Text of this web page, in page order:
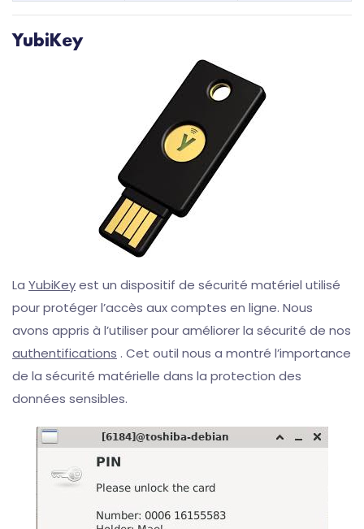
YubiKey
La YubiKeyest un dispositif de sécurité matériel utilisé
pour protéger l’accès aux comptes en ligne. Nous
avons appris à l’utiliser pour améliorer la sécurité de nos
authentifications . Cet outil nous a montré l’importance
de la sécurité matérielle dans la protection des
données sensibles.